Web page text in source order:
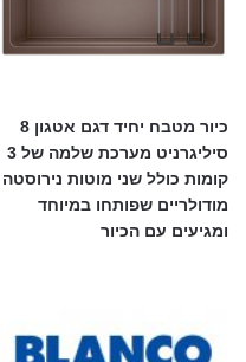
כיור מטבח יחיד דגם אטגון 8
סיליגרניט מערכת שלמה של 3
קומות כולל שני מוטות נירוסטה
מודולריים שפותחו במיוחד
ומגיעים עם הכיור